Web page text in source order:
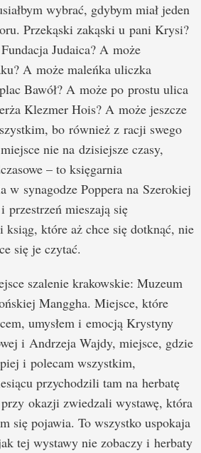
wybrać, gdybym miał jeden
Przekąski zakąski u pani Krysi?
Judaica? A może
A może maleńka uliczka
Bawół? A może po prostu ulica
Klezmer Hois? A może jeszcze
bo również z racji swego
nie na dzisiejsze czasy,
– to księgarnia
w synagodze Poppera na Szerokiej
przestrzeń mieszają się
które aż chce się dotknąć, nie
się je czytać.
szalenie krakowskie: Muzeum
Manggha. Miejsce, które
umysłem i emocją Krystyny
i Andrzeja Wajdy, miejsce, gdzie
i polecam wszystkim,
przychodzili tam na herbatę
okazji zwiedzali wystawę, która
się pojawia. To wszystko uspokaja
tej wystawy nie zobaczy i herbaty